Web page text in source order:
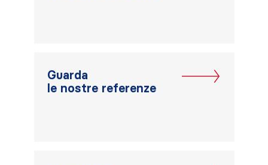
Guarda
le nostre referenze